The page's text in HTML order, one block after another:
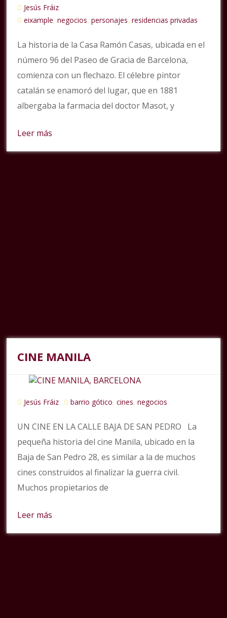
Jesús Fráiz
eixample,negocios,personajes,residencias privadas
La historia de la Casa Ramón Casas, ubicada en el
número 96 del Paseo de Gracia de Barcelona,
comienza con un flechazo. El célebre pintor
catalán se enamoró del lugar, que en 1881
albergaba la farmacia del doctor Masot, y
Leer más
CINE MANILA
Jesús Fráiz barrio gótico,cines,negocios
UN CINE EN LA CALLE BAJA DE SAN PEDRO La
pequeña historia del cine Manila, ubicado en la
Baja de San Pedro 28, es similar a la de muchos
cines construidos al finalizar la guerra civil.
Muchos propietarios de
Leer más